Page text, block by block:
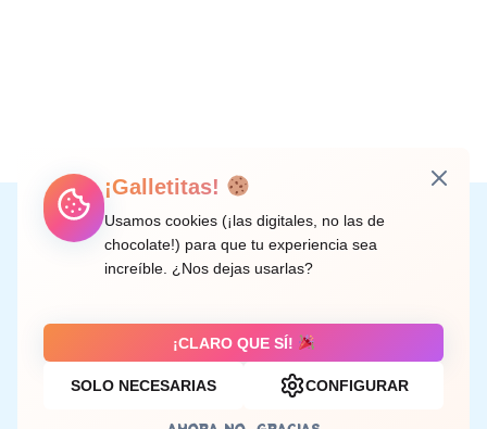
Instagram
Facebook
X LinkedIn
Correo electrónico
C/ Doctor Rodríguez de la Fuente, 8 València
Aviso legal
¡Galletitas!
Usamos cookies (¡las digitales, no las de
chocolate!) para que tu experiencia sea
increíble. ¿Nos dejas usarlas?
¡CLARO QUE SÍ!
SOLO NECESARIAS CONFIGURAR